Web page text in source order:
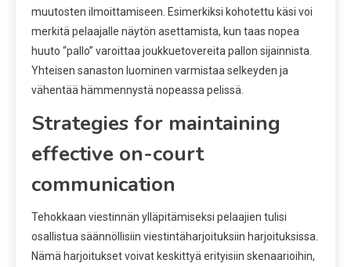
muutosten ilmoittamiseen. Esimerkiksi kohotettu käsi voi
merkitä pelaajalle näytön asettamista, kun taas nopea
huuto “pallo” varoittaa joukkuetovereita pallon sijainnista.
Yhteisen sanaston luominen varmistaa selkeyden ja
vähentää hämmennystä nopeassa pelissä.
Strategies for maintaining
effective on-court
communication
Tehokkaan viestinnän ylläpitämiseksi pelaajien tulisi
osallistua säännöllisiin viestintäharjoituksiin harjoituksissa.
Nämä harjoitukset voivat keskittyä erityisiin skenaarioihin,